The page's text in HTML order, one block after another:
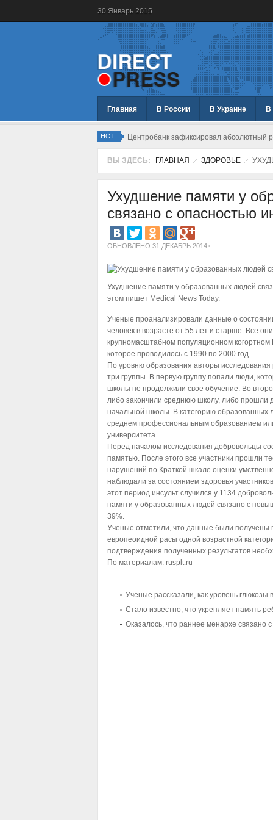
30 Январь 2015
Главная В России В Украине В
HOT Центробанк зафиксировал абсолютный
ВЫ ЗДЕСЬ: ГЛАВНАЯ ЗДОРОВЬЕ
Ухудшение памяти у
связано с опасностью
ОБНОВЛЕНО 31 ДЕКАБРЬ 2014
Ухудшение памяти у образованных людей
этом пишет Medical News Today.
Ученые проанализировали данные о
человек в возрасте от 55 лет и старше. Все
крупномасштабном популяционном когортном
которое проводилось с 1990 по 2000 год.
По уровню образования авторы
три группы. В первую группу попали люди,
школы не продолжили свое обучение. Во
либо закончили среднюю школу, либо прошли
начальной школы. В категорию образованных
среднем профессиональным образованием
университета.
Перед началом исследования добровольцы
памятью. После этого все участники прошли
нарушений по Краткой шкале оценки
наблюдали за состоянием здоровья
этот период инсульт случился у 1134
памяти у образованных людей связано с
39%.
Ученые отметили, что данные были получены
европеоидной расы одной возрастной
подтверждения полученных результатов
По материалам: rusplt.ru
Ученые рассказали, как уровень глюкозы
Стало известно, что укрепляет память
Оказалось, что раннее менархе связано